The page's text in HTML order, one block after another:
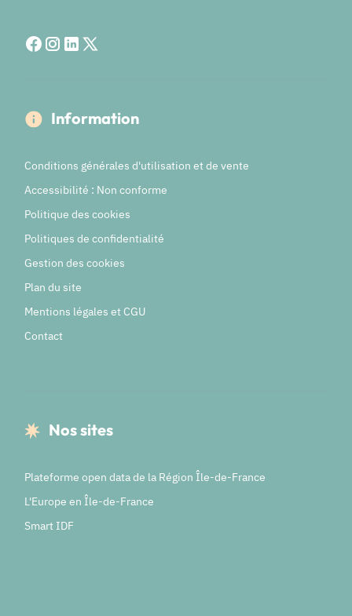
Information
Conditions générales d'utilisation et de vente
Accessibilité : Non conforme
Politique des cookies
Politiques de confidentialité
Gestion des cookies
Plan du site
Mentions légales et CGU
Contact
Nos sites
Plateforme open data de la Région Île-de-France
L'Europe en Île-de-France
Smart IDF